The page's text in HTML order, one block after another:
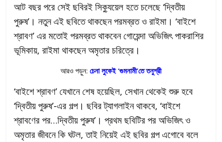
আট বছর পরে সেই ছবিরই সিক্যুয়েল হতে চলেছে ‘দ্বিতীয়
পুরুষ’। নতুন এই ছবিতে থাকছেন পরমব্রত ও রাইমা। ‘বাইশে
শ্রাবণ’ এর মতোই পরমব্রত থাকবেন গোয়েন্দা অভিজিৎ পাকরাশির
ভূমিকায়, রাইমা থাকছেন অমৃতার চরিত্রে।
আরও পড়ুন: চেনা লুকেই ‘গুমনামী’তে তনুশ্রী
‘বাইশে শ্রাবণ’ যেখানে শেষ হয়েছিল, সেখান থেকেই শুরু হবে
‘দ্বিতীয় পুরুষ’-এর গল্প। ছবির ট্যাগলাইন থাকবে, ‘বাইশে
শ্রাবণের পর…দ্বিতীয় পুরুষ’। প্রথম ছবিটির পর অভিজিৎ ও
অমৃতার জীবনে কি ঘটল, তাই নিয়েই এই ছবির গল্প এগোবে বলে